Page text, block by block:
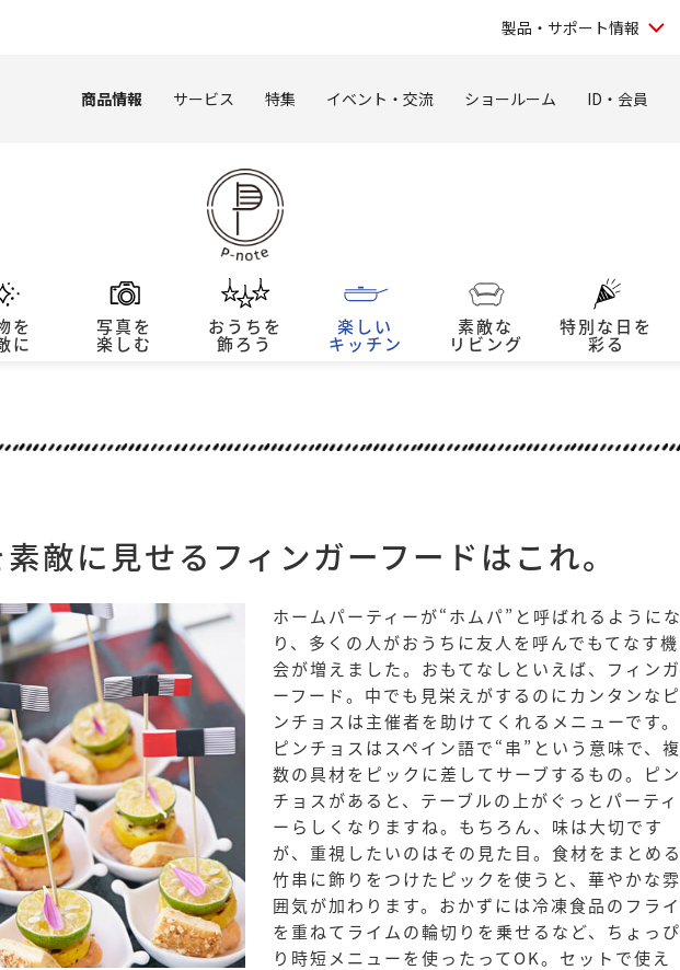
製品・サポート情報
商品情報 サービス 特集 イベント・交流 ショールーム ID・会員
を
に
写真を
楽しむ
おうちを
飾ろう
楽しい
キッチン
素敵な
リビング
特別な日を
彩る
敵に見せるフィンガーフードはこれ。
ホームパーティーが“ホムパ”と呼ばれるようにな
り、多くの人がおうちに友人を呼んでもてなす機
会が増えました。おもてなしといえば、フィンガ
ーフード。中でも見栄えがするのにカンタンなピ
ンチョスは主催者を助けてくれるメニューです。
ピンチョスはスペイン語で“串”という意味で、複
数の具材をピックに差してサーブするもの。ピン
チョスがあると、テーブルの上がぐっとパーティ
ーらしくなりますね。 もちろん、味は大切です
が、重視したいのはその見た目。食材をまとめる
竹串に飾りをつけたピックを使うと、華やかな雰
囲気が加わります。おかずには冷凍食品のフライ
を重ねてライムの輪切りを乗せるなど、ちょっぴ
り時短メニューを使ったってOK。セットで使え